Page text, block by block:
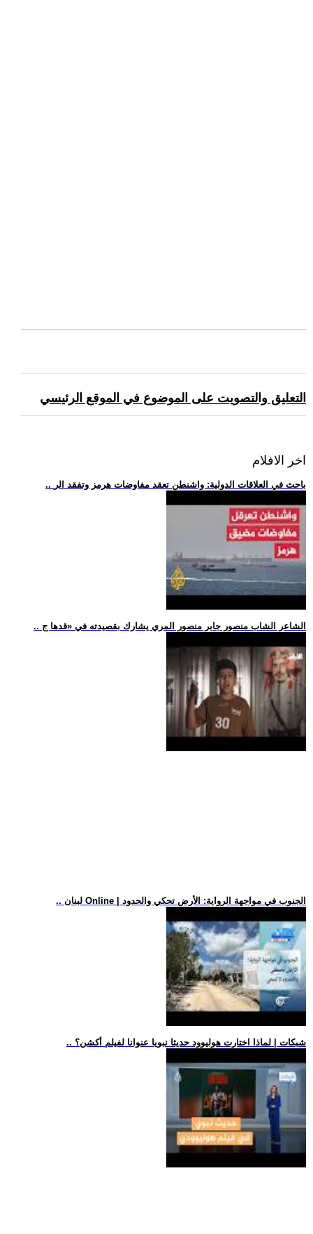
التعليق والتصويت على الموضوع في الموقع الرئيسي
اخر الافلام
.. باحث في العلاقات الدولية: واشنطن تعقد مفاوضات هرمز وتفقد الر
.. الشاعر الشاب منصور جابر منصور المري يشارك بقصيدته في «قدها ج
.. لبنان Online | الجنوب في مواجهة الرواية: الأرض تحكي والحدود
.. شبكات | لماذا اختارت هوليوود حديثا نبويا عنوانا لفيلم أكشن؟